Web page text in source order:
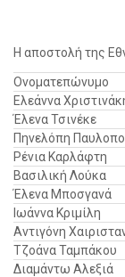
Η αποστολή της
Ονοματεπώνυμο
Ελεάννα
Έλενα Τσινέκε
Πηνελόπη
Ρένια Καρλάφτη
Βασιλική Λούκα
Έλενα Μποσγανά
Ιωάννα Κριμίλη
Αντιγόνη
Τζοάνα Ταμπάκου
Διαμάντω Αλεξιά